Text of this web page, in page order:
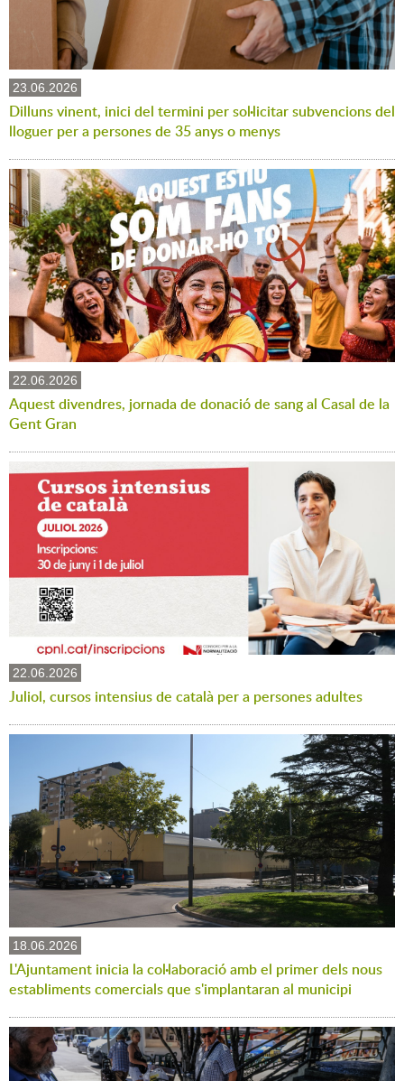
23.06.2026
Dilluns vinent, inici del termini per sol·licitar subvencions del
lloguer per a persones de 35 anys o menys
22.06.2026
Aquest divendres, jornada de donació de sang al Casal de la
Gent Gran
22.06.2026
Juliol, cursos intensius de català per a persones adultes
18.06.2026
L'Ajuntament inicia la col·laboració amb el primer dels nous
establiments comercials que s'implantaran al municipi